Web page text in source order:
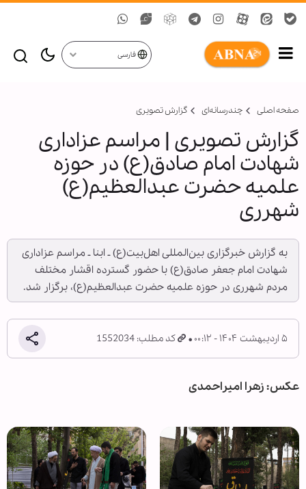
فارسی
صفحه اصلی چندرسانه‌ای گزارش تصويری
گزارش تصویری | مراسم عزاداری
شهادت امام صادق(ع) در حوزه
علمیه حضرت عبدالعظیم(ع)
شهرری
به گزارش خبرگزاری بین‌المللی اهل‌بیت(ع) ـ ابنا ـ مراسم عزاداری
شهادت امام جعفر صادق(ع) با حضور گسترده اقشار مختلف
مردم شهرری در حوزه علمیه حضرت عبدالعظیم(ع)، برگزار شد.
۵ اردیبهشت ۱۴۰۴ - ۰۰:۱۲ کد مطلب: 1552034
عکس: زهرا امیراحمدی